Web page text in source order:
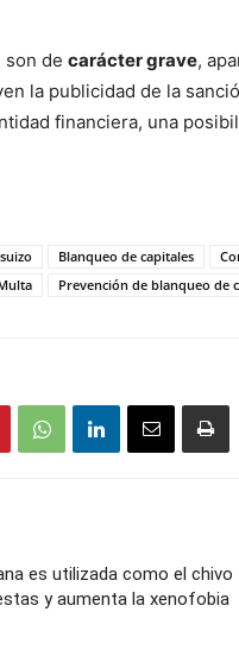
son de carácter grave,
la publicidad de la
financiera, una
Blanqueo de capitales
Prevención de blanqueo de
es utilizada como el chivo
y aumenta la xenofobia